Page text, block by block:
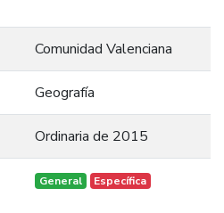
Comunidad Valenciana
Geografía
Ordinaria de 2015
General Específica